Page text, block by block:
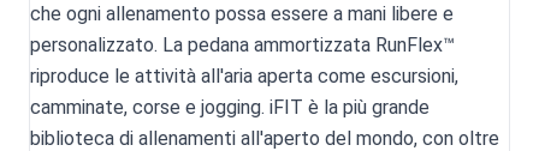
che ogni allenamento possa essere a mani libere e
personalizzato. La pedana ammortizzata RunFlex™
riproduce le attività all'aria aperta come escursioni,
camminate, corse e jogging. iFIT è la più grande
biblioteca di allenamenti all'aperto del mondo, con oltre